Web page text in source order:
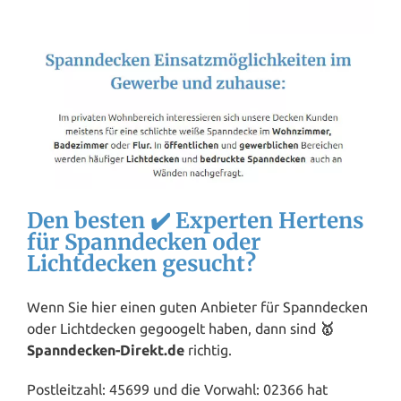
Den besten ✔️ Experten Hertens
für Spanndecken oder
Lichtdecken gesucht?
Wenn Sie hier einen guten Anbieter für Spanndecken
oder Lichtdecken gegoogelt haben, dann sind 🥇
Spanndecken-Direkt.de richtig.
Postleitzahl: 45699 und die Vorwahl: 02366 hat